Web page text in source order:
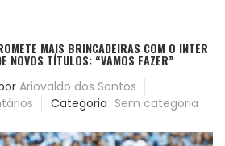
MAIS BRINCADEIRAS COM O INTER
NOVOS TÍTULOS: “VAMOS FAZER”
Ariovaldo dos Santos
Categoria Sem categoria